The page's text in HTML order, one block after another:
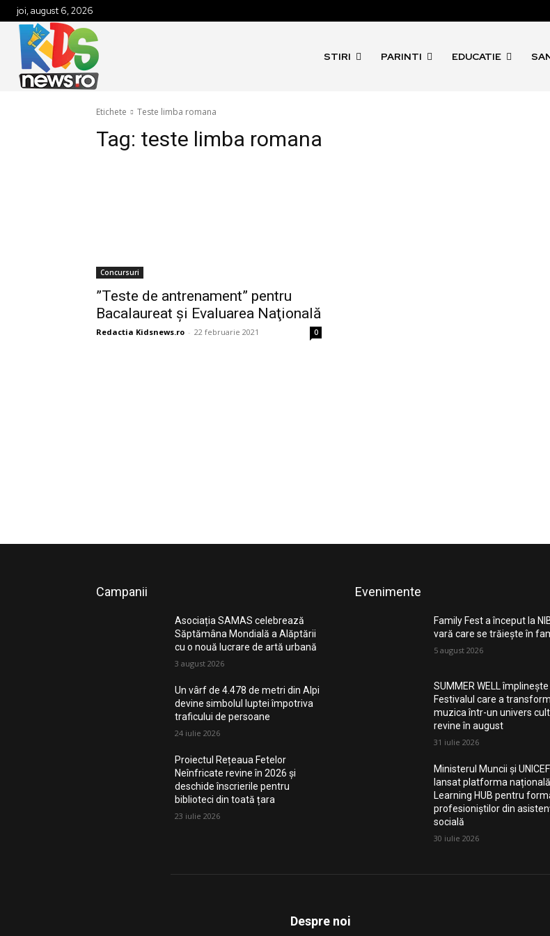
joi, august 6, 2026
STIRI PARINTI EDUCATIE
Etichete Teste limba romana
Tag: teste limba romana
Concursuri
”Teste de antrenament” pentru
Bacalaureat şi Evaluarea Naţională
Redactia Kidsnews.ro - 22 februarie 2021 0
Campanii
Asociația SAMAS celebrează
Săptămâna Mondială a Alăptării
cu o nouă lucrare de artă urbană
3 august 2026
Un vârf de 4.478 de metri din Alpi
devine simbolul luptei împotriva
traficului de persoane
24 iulie 2026
Proiectul Rețeaua Fetelor
Neînfricate revine în 2026 și
deschide înscrierile pentru
biblioteci din toată țara
23 iulie 2026
Evenimente
Family Fest a început la
vară care se trăiește în
5 august 2026
SUMMER WELL împlinește
Festivalul care a
muzica într-un univers
revine în august
31 iulie 2026
Ministerul Muncii și
lansat platforma
Learning HUB pentru
profesioniștilor din
socială
30 iulie 2026
Despre noi